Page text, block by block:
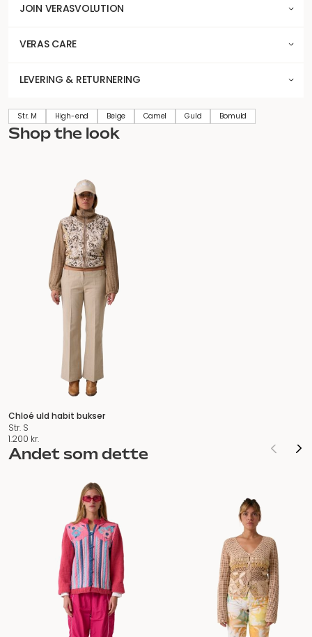
JOIN VERASVOLUTION
VERAS CARE
LEVERING & RETURNERING
Str. M High-end Beige Camel Guld Bomuld
Shop the look
Chloé uld habit bukser
Str. S
1.200 kr.
Andet som dette